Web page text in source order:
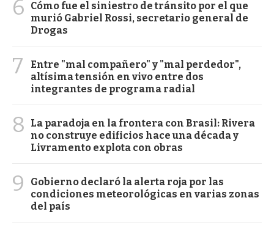
6
Cómo fue el siniestro de tránsito por el que
murió Gabriel Rossi, secretario general de
Drogas
7
Entre "mal compañero" y "mal perdedor",
altísima tensión en vivo entre dos
integrantes de programa radial
8
La paradoja en la frontera con Brasil: Rivera
no construye edificios hace una década y
Livramento explota con obras
9
Gobierno declaró la alerta roja por las
condiciones meteorológicas en varias zonas
del país